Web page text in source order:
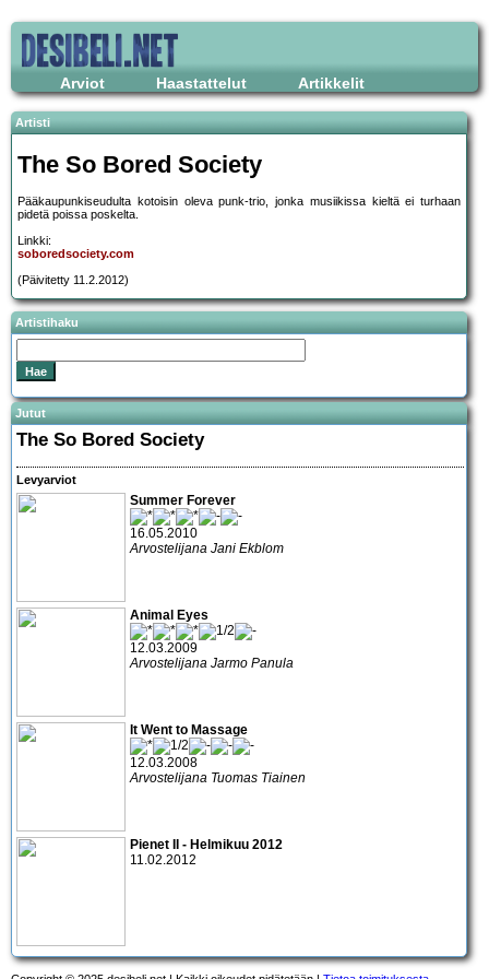
Arviot Haastattelut Artikkelit
Artisti
The So Bored Society
Pääkaupunkiseudulta kotoisin oleva punk-trio, jonka musiikissa kieltä ei turhaan
pidetä poissa poskelta.
Linkki:
soboredsociety.com
(Päivitetty 11.2.2012)
Artistihaku
Jutut
The So Bored Society
Levyarviot
Summer Forever
16.05.2010
Arvostelijana Jani Ekblom
Animal Eyes
12.03.2009
Arvostelijana Jarmo Panula
It Went to Massage
12.03.2008
Arvostelijana Tuomas Tiainen
Pienet II - Helmikuu 2012
11.02.2012